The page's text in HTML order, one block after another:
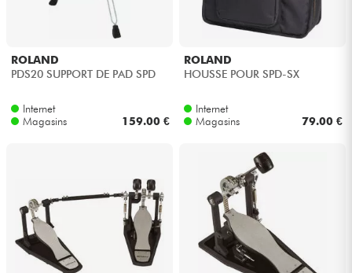
ROLAND
PDS20 SUPPORT DE PAD SPD
Internet
Magasins
159.00 €
ROLAND
HOUSSE POUR SPD-SX
Internet
Magasins
79.00 €